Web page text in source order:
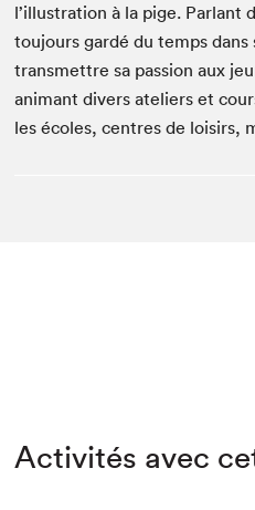
l’illustration à la pige. Parlant
toujours gardé du temps dans
transmettre sa passion aux
animant divers ateliers et
les écoles, centres de loisirs,
Activités avec